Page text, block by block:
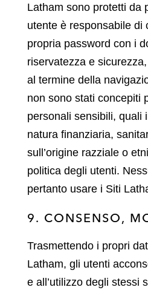
Latham sono protetti da
utente è responsabile di
propria password con i
riservatezza e
al termine della
non sono stati concepiti
personali sensibili, quali
natura finanziaria,
sull’origine razziale o
politica degli utenti.
pertanto usare i Siti
9. CONSENSO,
Trasmettendo i propri
Latham, gli utenti
e all’utilizzo degli stessi